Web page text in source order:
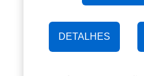
DETALHES